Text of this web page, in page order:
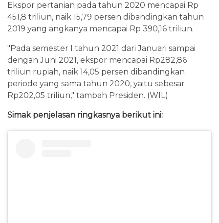
Ekspor pertanian pada tahun 2020 mencapai Rp
451,8 triliun, naik 15,79 persen dibandingkan tahun
2019 yang angkanya mencapai Rp 390,16 triliun.
"Pada semester I tahun 2021 dari Januari sampai
dengan Juni 2021, ekspor mencapai Rp282,86
triliun rupiah, naik 14,05 persen dibandingkan
periode yang sama tahun 2020, yaitu sebesar
Rp202,05 triliun," tambah Presiden. (WIL)
Simak penjelasan ringkasnya berikut ini: